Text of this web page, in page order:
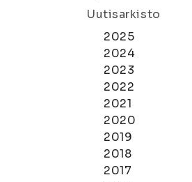
Uutisarkisto
2025
2024
2023
2022
2021
2020
2019
2018
2017